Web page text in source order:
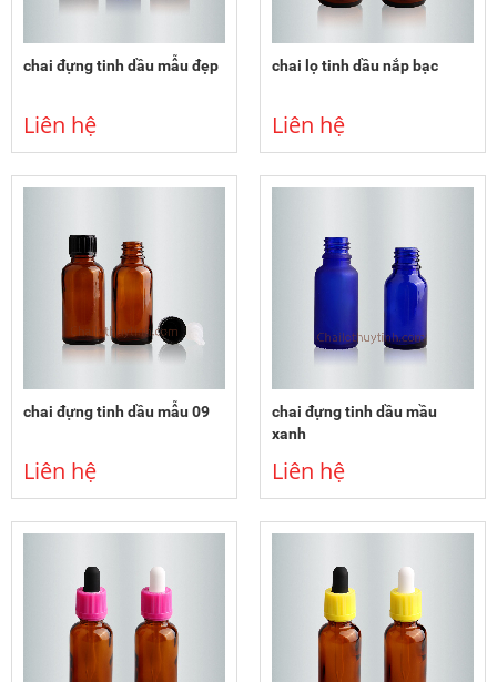
chai đựng tinh dầu mẫu đẹp
Liên hệ
chai lọ tinh dầu nắp bạc
Liên hệ
chai đựng tinh dầu mẫu 09
Liên hệ
chai đựng tinh dầu mầu
xanh
Liên hệ